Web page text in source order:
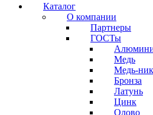
Каталог
О компании
Партнеры
ГОСТы
Медь
Медь-
Бронза
Латунь
Цинк
Олово